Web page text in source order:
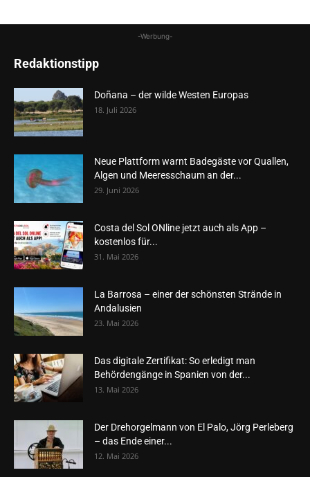
-Werbung-
Redaktionstipp
Doñana – der wilde Westen Europas
18. Juli 2026
Neue Plattform warnt Badegäste vor Quallen,
Algen und Meeresschaum an der...
29. Juni 2026
Costa del Sol ONline jetzt auch als App –
kostenlos für...
31. Mai 2026
La Barrosa – einer der schönsten Strände in
Andalusien
23. Mai 2026
Das digitale Zertifikat: So erledigt man
Behördengänge in Spanien von der...
13. Mai 2026
Der Drehorgelmann von El Palo, Jörg Perleberg
– das Ende einer...
12. Mai 2026